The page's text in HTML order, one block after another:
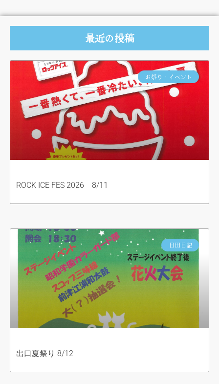
最近の投稿
お祭り・イベント
ROCK ICE FES 2026 8/11
日田日記
出口夏祭り 8/12